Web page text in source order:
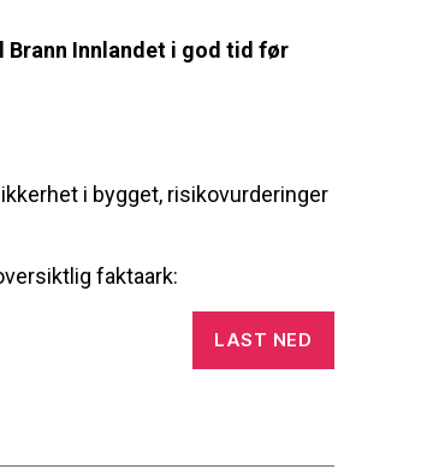
Innlandet i god tid før
i bygget, risikovurderinger
faktaark:
LAST NED